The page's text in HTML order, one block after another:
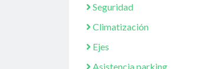
Seguridad
Climatización
Ejes
Asistencia parking